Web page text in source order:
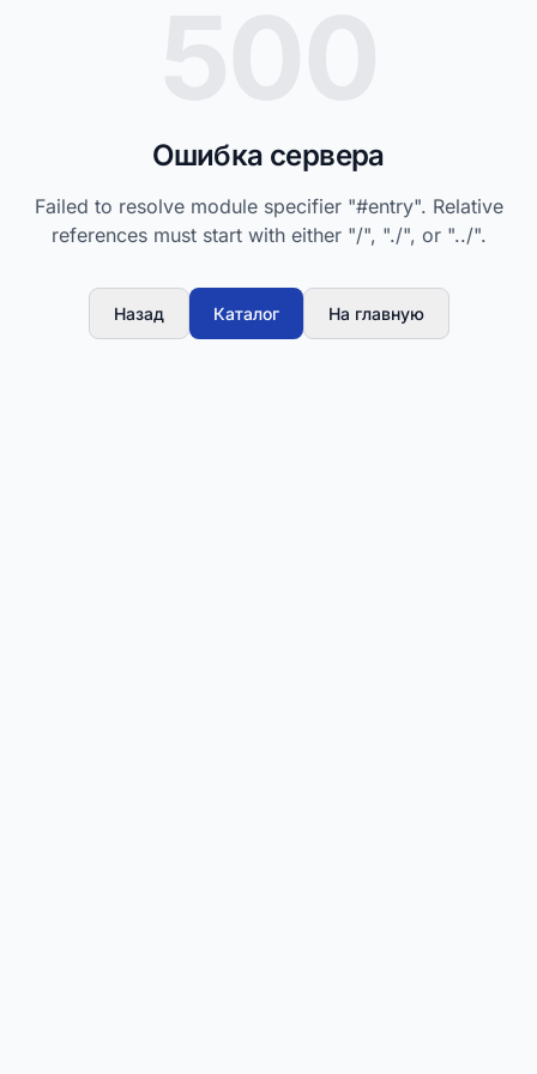
Ошибка сервера
Failed to resolve module specifier "#entry". Relative
references must start with either "/", "./", or "../".
Назад Каталог На главную